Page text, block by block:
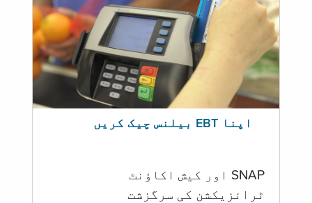
اپنا EBT بیلنس چیک کریں
SNAP اور کیش اکاؤنٹ
ٹرانزیکشن کی سرگزشت